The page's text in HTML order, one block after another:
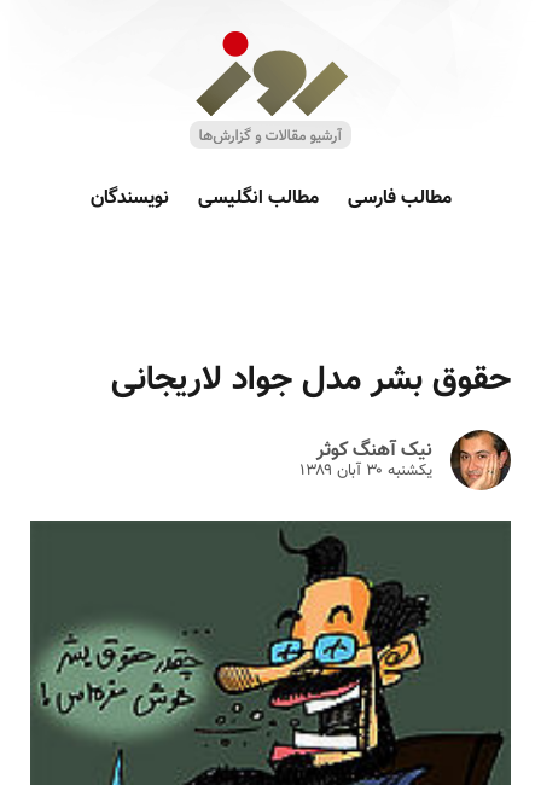
مطالب فارسی مطالب انگلیسی نویسندگان
حقوق بشر مدل جواد لاریجانی
نیک آهنگ کوثر
یکشنبه ۳۰ آبان ۱۳۸۹